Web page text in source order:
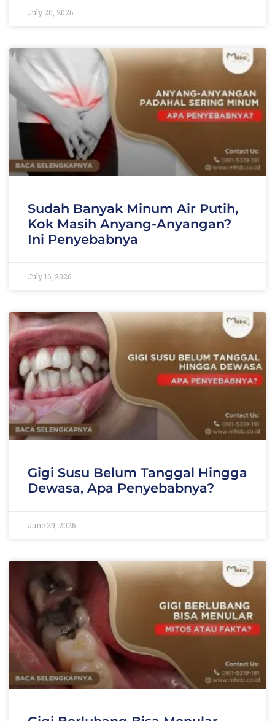
July 20, 2026
Sudah Banyak Minum Air Putih,
Kok Masih Anyang-Anyangan?
Ini Penyebabnya
July 16, 2026
Gigi Susu Belum Tanggal Hingga
Dewasa, Apa Penyebabnya?
June 29, 2026